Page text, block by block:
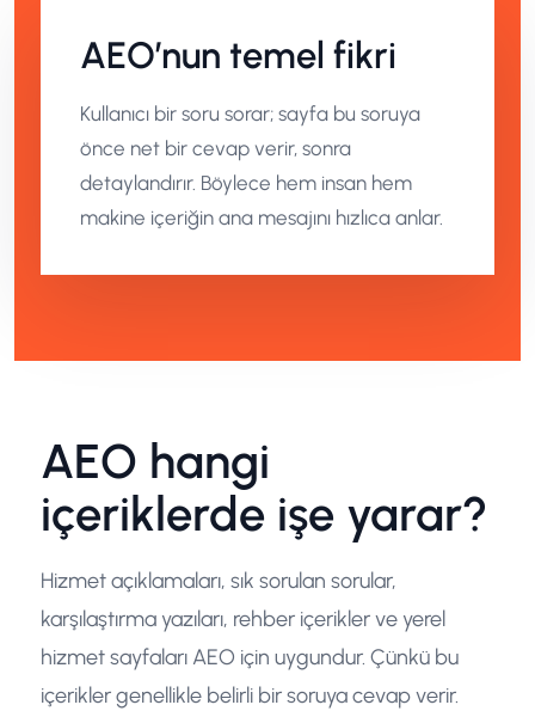
AEO’nun temel fikri
Kullanıcı bir soru sorar; sayfa bu soruya
önce net bir cevap verir, sonra
detaylandırır. Böylece hem insan hem
makine içeriğin ana mesajını hızlıca anlar.
AEO hangi
içeriklerde işe yarar?
Hizmet açıklamaları, sık sorulan sorular,
karşılaştırma yazıları, rehber içerikler ve yerel
hizmet sayfaları AEO için uygundur. Çünkü bu
içerikler genellikle belirli bir soruya cevap verir.